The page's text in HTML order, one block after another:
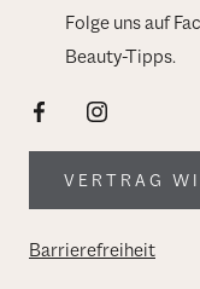
Folge uns auf
Beauty-Tipps.
VERTRAG
Barrierefreiheit